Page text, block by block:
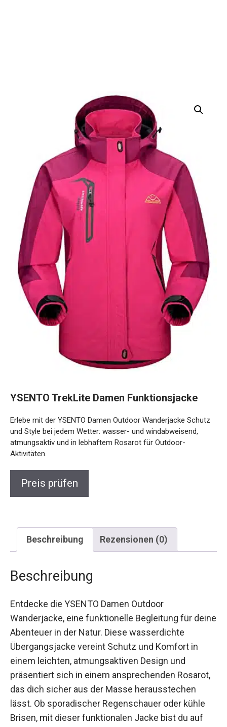
Schutz und Style bei jedem Wetter: wasser- und
windabweisend, atmungsaktiv und in lebhaftem Rosarot für
Outdoor-Aktivitäten.
Preis prüfen
Beschreibung Rezensionen (0)
Wanderjacke, eine funktionelle Begleitung für
deine Abenteuer in der Natur. Diese wasserdichte
Übergangsjacke vereint Schutz und Komfort in
einem leichten, atmungsaktiven Design und
präsentiert sich in einem ansprechenden
Rosarot, das dich sicher aus der Masse
herausstechen lässt. Ob sporadischer
Regenschauer oder kühle Brisen, mit dieser
funktionalen Jacke bist du auf jedes Wetter